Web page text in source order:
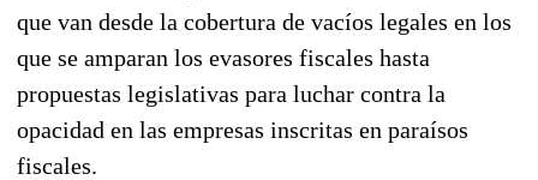
que van desde la cobertura de vacíos legales en los
que se amparan los evasores fiscales hasta
propuestas legislativas para luchar contra la
opacidad en las empresas inscritas en paraísos
fiscales.